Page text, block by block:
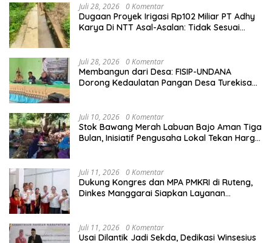
Juli 28, 2026 0 Komentar
Dugaan Proyek Irigasi Rp102 Miliar PT Adhy
Karya Di NTT Asal-Asalan: Tidak Sesuai
Juli 28, 2026 0 Komentar
Membangun dari Desa: FISIP-UNDANA
Dorong Kedaulatan Pangan Desa Turekisa
Juli 10, 2026 0 Komentar
Stok Bawang Merah Labuan Bajo Aman Tiga
Bulan, Inisiatif Pengusaha Lokal Tekan Harga
Juli 11, 2026 0 Komentar
Dukung Kongres dan MPA PMKRI di Ruteng,
Dinkes Manggarai Siapkan Layanan
Juli 11, 2026 0 Komentar
Usai Dilantik Jadi Sekda, Dedikasi Winsesius